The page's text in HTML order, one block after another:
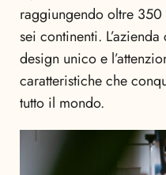
raggiungendo oltre 350
sei continenti.
design unico e
caratteristiche che
tutto il mondo.